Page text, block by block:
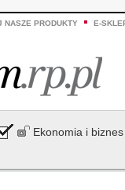
NASZE PRODUKTY E-
Ekonomia i biznes